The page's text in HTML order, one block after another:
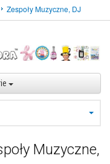
Zespoły Muzyczne, DJ
Muzyczne,